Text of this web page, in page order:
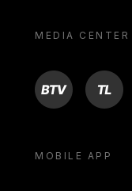
MEDIA CENTER
BTV TL
MOBILE APP